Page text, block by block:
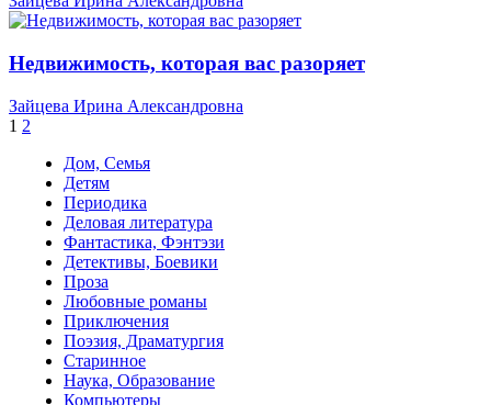
Недвижимость, которая вас разоряет
Зайцева Ирина Александровна
1 2
Дом, Семья
Детям
Периодика
Деловая литература
Фантастика, Фэнтэзи
Детективы, Боевики
Проза
Любовные романы
Приключения
Поэзия, Драматургия
Старинное
Наука, Образование
Компьютеры